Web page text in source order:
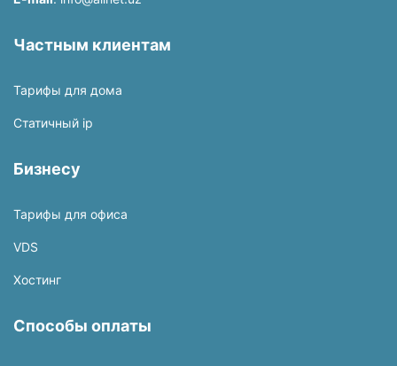
Частным клиентам
Тарифы для дома
Статичный ip
Бизнесу
Тарифы для офиса
VDS
Хостинг
Способы оплаты